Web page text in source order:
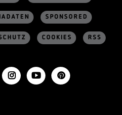
SPONSORED
COOKIES RSS